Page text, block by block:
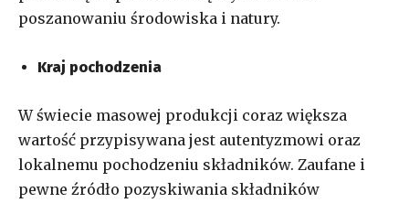
poszanowaniu środowiska i natury.
Kraj pochodzenia
W świecie masowej produkcji coraz większa
wartość przypisywana jest autentyzmowi oraz
lokalnemu pochodzeniu składników. Zaufane i
pewne źródło pozyskiwania składników